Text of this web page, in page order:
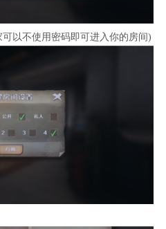
以不使用密码即可进入你的房间)